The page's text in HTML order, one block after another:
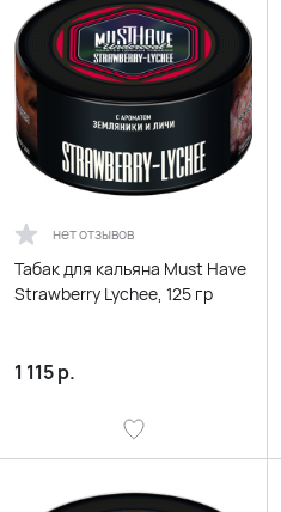
нет отзывов
Табак для кальяна Must Have
Strawberry Lychee, 125 гр
1 115р.